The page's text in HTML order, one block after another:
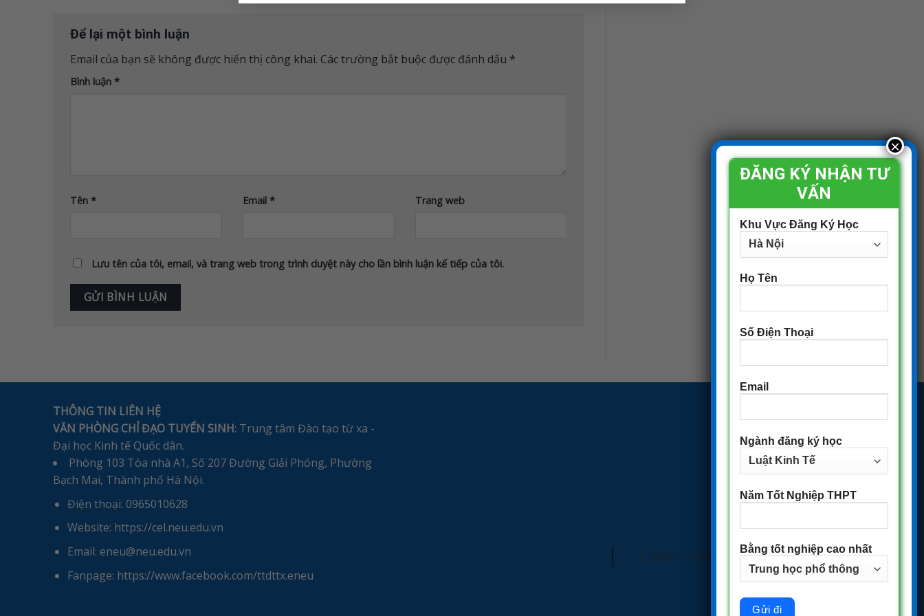
Để lại một bình luận
Email của bạn sẽ không được hiển thị công khai. Các trường bắt buộc được đánh dấu *
Bình luận *
Tên * Email* Trang web
Lưu tên của tôi, email, và trang web trong trình duyệt này cho lần bình luận kế tiếp của tôi.
THÔNG TIN LIÊN HỆ
VĂN PHÒNG CHỈ ĐẠO TUYỂN SINH: Trung tâm Đào tạo từ xa -
Đại học Kinh tế Quốc dân.
Phòng 103 Tòa nhà A1, Số 207 Đường Giải Phóng, Phường
Bạch Mai, Thành phố Hà Nội.
Điện thoại: 0965010628
Website: https://cel.neu.edu.vn
Email: eneu@neu.edu.vn
Fanpage: https://www.facebook.com/ttdttx.eneu
C/NEU Trung tâm Đào tạo từ xa
ĐĂNG KÝ NHẬN TƯ
VẤN
Khu Vực Đăng Ký Học
Họ Tên
Số Điện Thoại
Email
Ngành đăng ký học
Năm Tốt Nghiệp THPT
Bằng tốt nghiệp cao nhất